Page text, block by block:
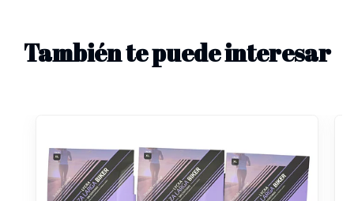
También te puede interesar